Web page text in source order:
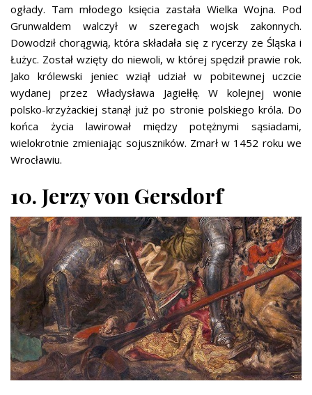
ogłady. Tam młodego księcia zastała Wielka Wojna. Pod
Grunwaldem walczył w szeregach wojsk zakonnych.
Dowodził chorągwią, która składała się z rycerzy ze Śląska i
Łużyc. Został wzięty do niewoli, w której spędził prawie rok.
Jako królewski jeniec wziął udział w pobitewnej uczcie
wydanej przez Władysława Jagiełłę. W kolejnej wonie
polsko-krzyżackiej stanął już po stronie polskiego króla. Do
końca życia lawirował między potężnymi sąsiadami,
wielokrotnie zmieniając sojuszników. Zmarł w 1452 roku we
Wrocławiu.
10. Jerzy von Gersdorf